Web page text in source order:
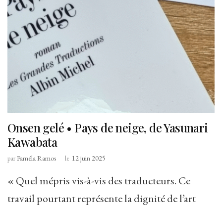
Onsen gelé • Pays de neige, de Yasunari
Kawabata
parPaméla Ramos le 12 juin 2025
« Quel mépris vis-à-vis des traducteurs. Ce
travail pourtant représente la dignité de l’art